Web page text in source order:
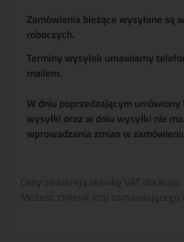
Zamówienia bieżące wysyłane są
roboczych.
Terminy wysyłek umawiamy
mailem.
W dniu poprzedzającym
wysyłki oraz w dniu wysyłki nie
wprowadzania zmian w
Ceny zawierają stawkę VAT dla kraju:
Możesz zmienić kraj zamawiającego